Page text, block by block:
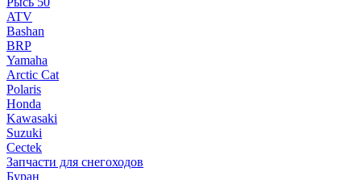
ATV
Bashan
BRP
Yamaha
Arctic Cat
Polaris
Honda
Kawasaki
Suzuki
Cectek
Запчасти для снегоходов
Буран